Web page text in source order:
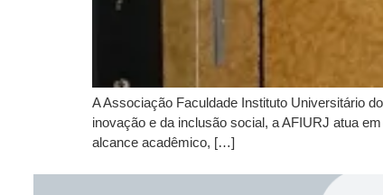
A Associação Faculdade Instituto Universitário
inovação e da inclusão social, a AFIURJ atua
alcance acadêmico, […]